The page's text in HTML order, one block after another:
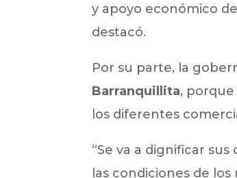
y apoyo económico
destacó.
Por su parte, la
Barranquillita,
los diferentes
“Se va a dignificar
las condiciones de